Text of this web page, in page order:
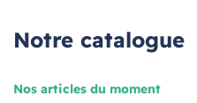
Notre catalogue
Nos articles du moment